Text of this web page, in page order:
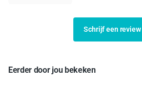
Schrijf een review
Eerder door jou bekeken